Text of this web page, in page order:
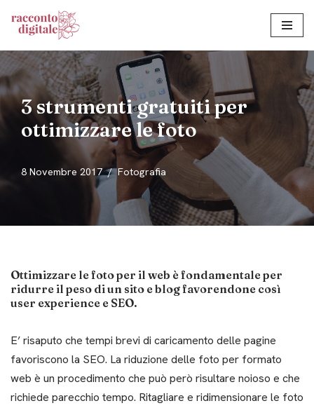
al
contenuto
3 strumenti gratuiti per
ottimizzare le foto
8 Novembre 2017 Fotografia
Ottimizzare le foto per il web è fondamentale per
ridurre il peso di un sito e blog favorendone così
user experience e SEO.
E’ risaputo che tempi brevi di caricamento delle pagine
favoriscono la SEO. La riduzione delle foto per formato
web è un procedimento che può però risultare noioso e che
richiede parecchio tempo. Ritagliare e ridimensionare le foto